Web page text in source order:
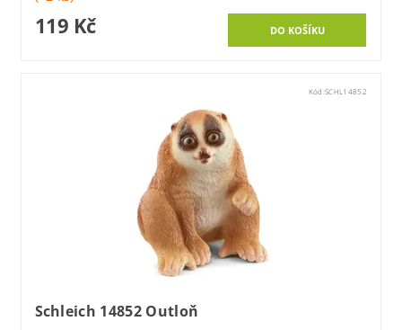
119 Kč
Kód:SCHL14852
Schleich 14852 Outloň